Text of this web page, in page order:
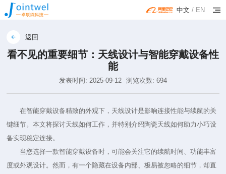
中文 / EN
返回
看不见的重要细节：天线设计与智能穿戴设备性
能
发表时间: 2025-09-12 浏览次数: 694
在智能穿戴设备精致的外观下，天线设计是影响连接性能与续航的关
键细节。本文将探讨天线如何工作，并特别介绍陶瓷天线如何助力小巧设
备实现稳定连接。
当您选择一款智能穿戴设备时，可能会关注它的续航时间、功能丰富
度或外观设计。然而，有一个隐藏在设备内部、极易被忽略的细节，却直